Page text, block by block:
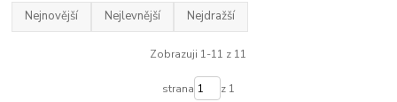
Nejnovější Nejlevnější Nejdražší
Zobrazuji 1-11 z 11
strana z 1